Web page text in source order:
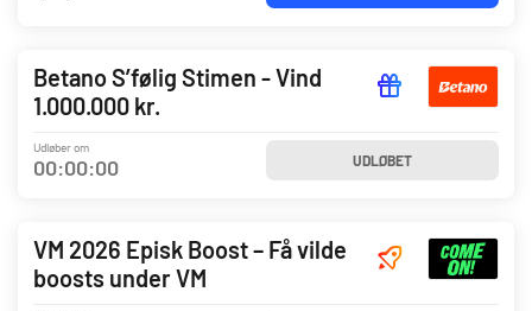
Betano S’følig Stimen - Vind
1.000.000 kr.
Udløber om
00:00:00 UDLØBET
VM 2026 Episk Boost – Få vilde
boosts under VM